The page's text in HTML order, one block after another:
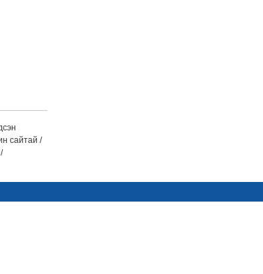
сайтай /